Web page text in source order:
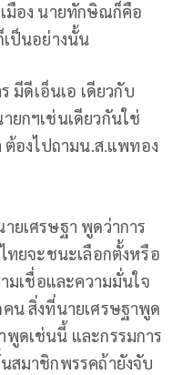
มือง นายทักษิณก็คือ
ป็นอย่างนั้น
มีดีเอ็นเอ เดียวกับ
ยกฯเช่นเดียวกันใช่
องไปถามน.ส.แพทอง
ยเศรษฐา พูดว่าการ
ทยจะชนะเลือกตั้งหรือ
มเชื่อและความมั่นใจ
น สิ่งที่นายเศรษฐาพูด
พูดเช่นนี้ และกรรมการ
สมาชิกพรรคถ้ายังจับ